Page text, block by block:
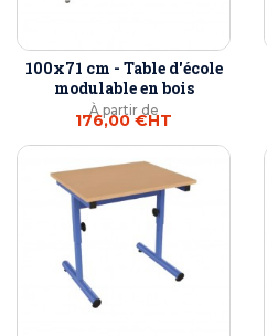
100x71 cm - Table d'école
modulable en bois
À partir de
176,00 €HT